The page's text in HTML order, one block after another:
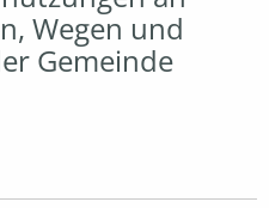
Wegen und
Gemeinde